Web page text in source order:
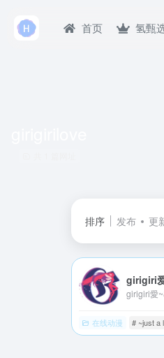
首页 氢甄
排序 发布 更
girigiri
girigiri愛
在线动漫 # ~just a